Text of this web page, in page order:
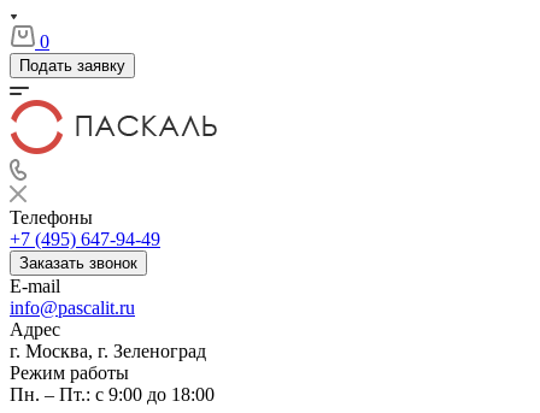
0
Подать заявку
Телефоны
+7 (495) 647-94-49
Заказать звонок
E-mail
info@pascalit.ru
Адрес
г. Москва, г. Зеленоград
Режим работы
Пн. – Пт.: с 9:00 до 18:00